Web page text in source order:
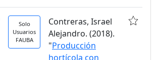
Solo
Usuarios
FAUBA
Contreras, Israel
Alejandro. (2018).
"Producción
hortícola con